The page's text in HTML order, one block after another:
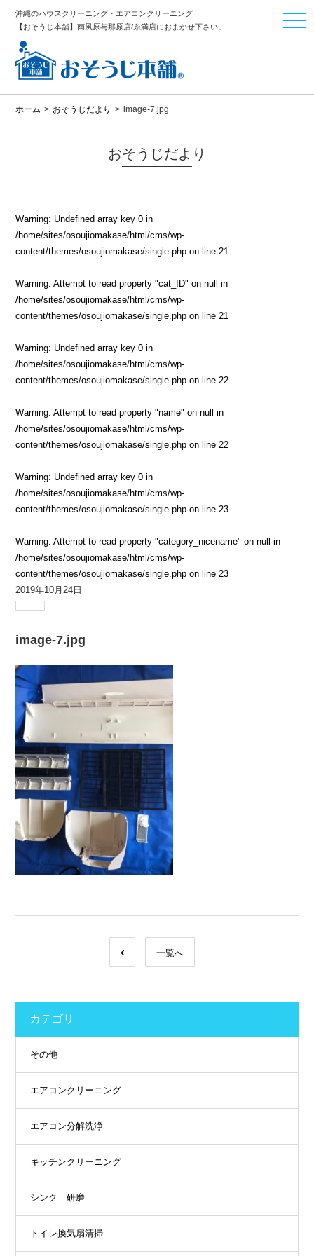
沖縄のハウスクリーニング・エアコンクリーニング
【おそうじ本舗】南風原与那原店/糸満店におまかせ下さい。
ホーム > おそうじだより > image-7.jpg
おそうじだより
Warning: Undefined array key 0 in
/home/sites/osoujiomakase/html/cms/wp-
content/themes/osoujiomakase/single.php on line 21
Warning: Attempt to read property "cat_ID" on null in
/home/sites/osoujiomakase/html/cms/wp-
content/themes/osoujiomakase/single.php on line 21
Warning: Undefined array key 0 in
/home/sites/osoujiomakase/html/cms/wp-
content/themes/osoujiomakase/single.php on line 22
Warning: Attempt to read property "name" on null in
/home/sites/osoujiomakase/html/cms/wp-
content/themes/osoujiomakase/single.php on line 22
Warning: Undefined array key 0 in
/home/sites/osoujiomakase/html/cms/wp-
content/themes/osoujiomakase/single.php on line 23
Warning: Attempt to read property "category_nicename" on null in
/home/sites/osoujiomakase/html/cms/wp-
content/themes/osoujiomakase/single.php on line 23
2019年10月24日
image-7.jpg
一覧へ
カテゴリ
その他
エアコンクリーニング
エアコン分解洗浄
キッチンクリーニング
シンク 研磨
トイレ換気扇清掃